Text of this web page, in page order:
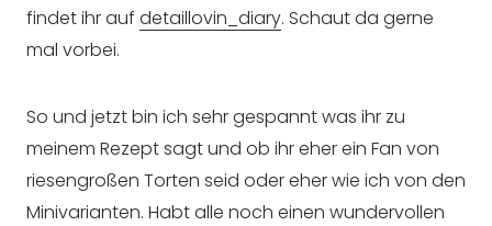
findet ihr auf detaillovin_diary. Schaut da gerne
mal vorbei.
So und jetzt bin ich sehr gespannt was ihr zu
meinem Rezept sagt und ob ihr eher ein Fan von
riesengroßen Torten seid oder eher wie ich von den
Minivarianten. Habt alle noch einen wundervollen